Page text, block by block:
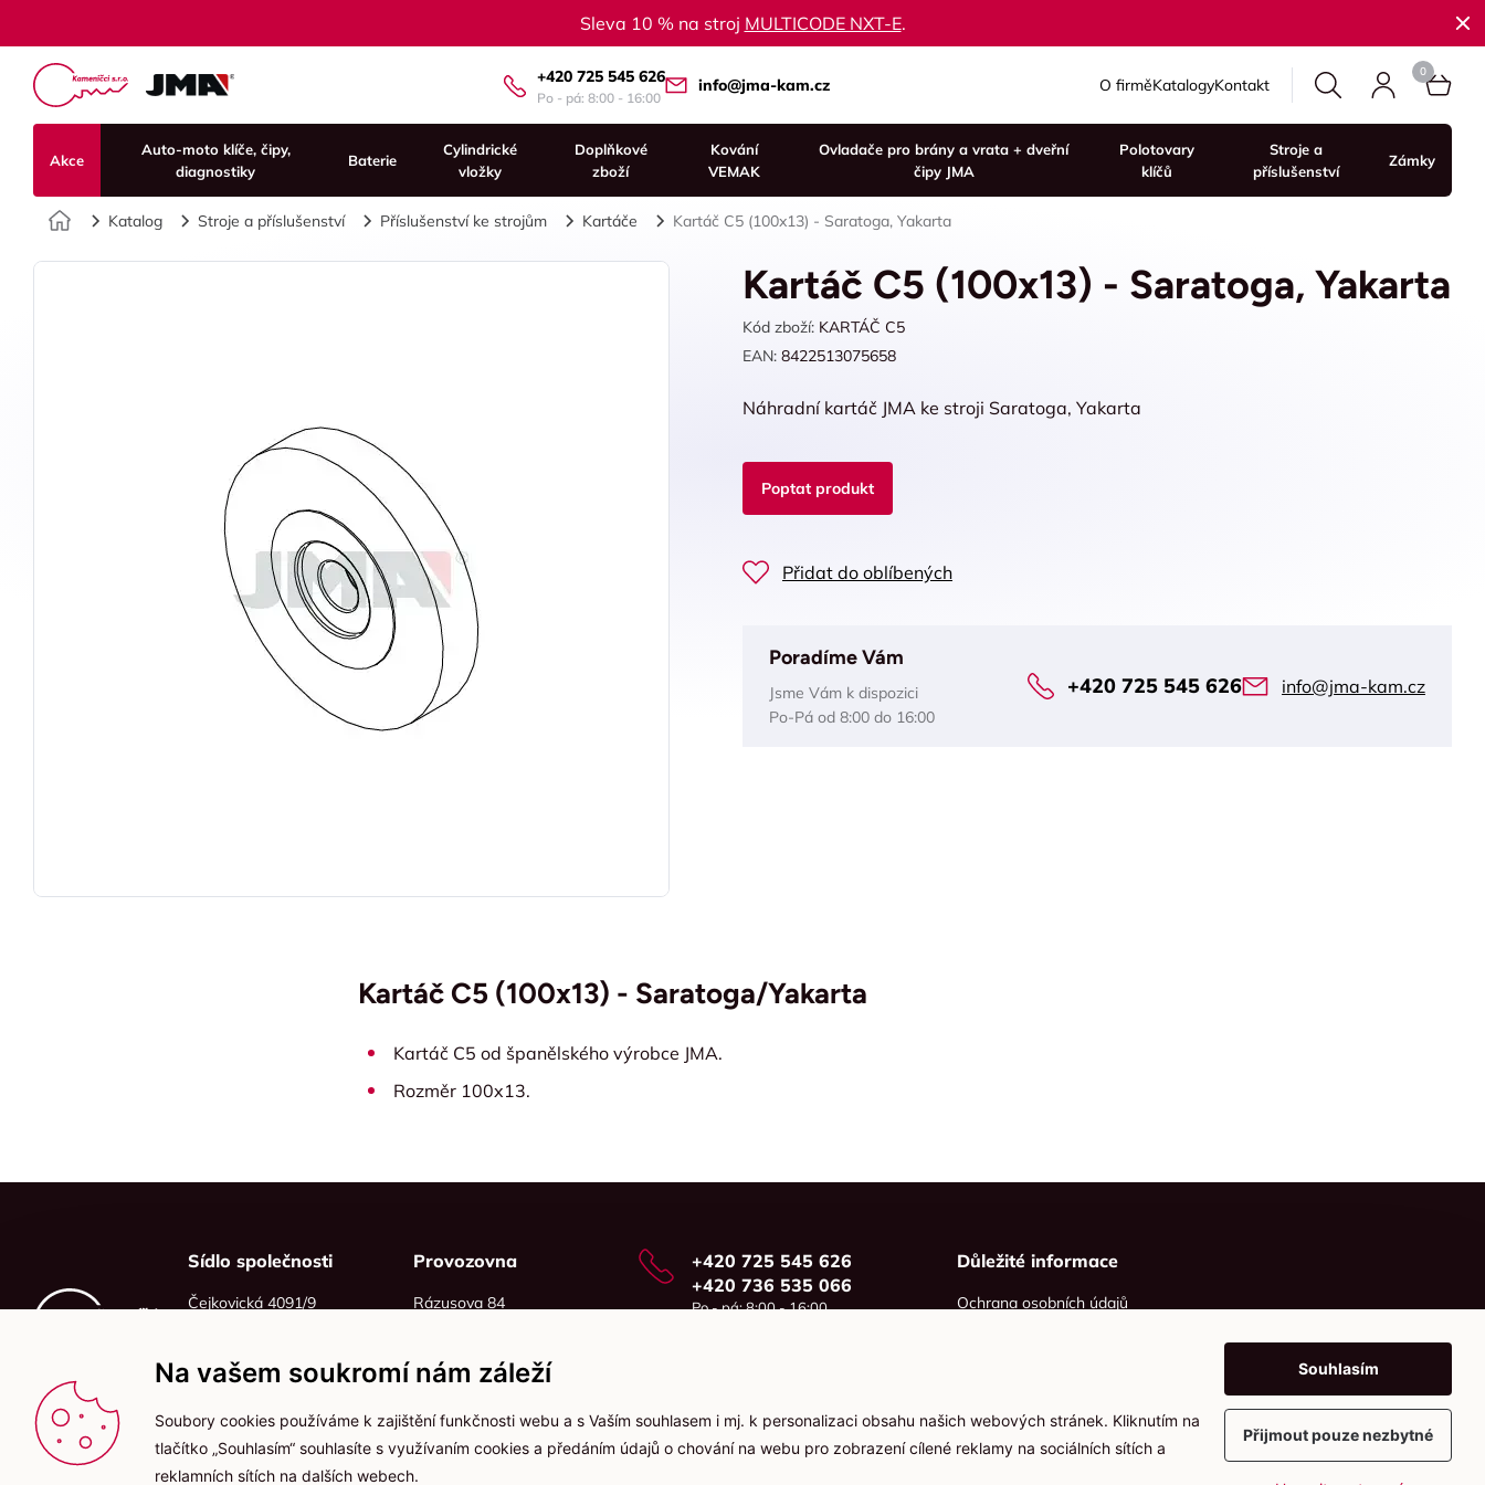
Sleva 10 % na stroj MULTICODE NXT-E.
+420 725 545 626
Po - pá: 8:00 - 16:00
info@jma-kam.cz O firměKatalogyKontakt
Akce
Auto-moto klíče, čipy,
diagnostiky
Baterie
Cylindrické
vložky
Doplňkové
zboží
Kování
VEMAK
Ovladače pro brány a vrata + dveřní
čipy JMA
Polotovary
klíčů
Stroje a
příslušenství
Zámky
Úvod
Katalog Stroje a příslušenství Příslušenství ke strojům Kartáče Kartáč C5 (100x13) - Saratoga, Yakarta
Kartáč C5 (100x13) - Saratoga, Yakarta
Kód zboží: KARTÁČ C5
EAN: 8422513075658
Náhradní kartáč JMA ke stroji Saratoga, Yakarta
Poptat produkt
Přidat do oblíbených
Poradíme Vám
Jsme Vám k dispozici
Po-Pá od 8:00 do 16:00
+420 725 545 626 info@jma-kam.cz
Kartáč C5 (100x13) - Saratoga/Yakarta
Kartáč C5 od španělského výrobce JMA.
Rozměr 100x13.
Sídlo společnosti
Čejkovická 4091/9
IČO: 06215319
DIČ: CZ06215319
Provozovna
Rázusova 84
+420 725 545 626
+420 736 535 066
Po - pá: 8:00 - 16:00
Důležité informace
Ochrana osobních údajů
Na vašem soukromí nám záleží
Soubory cookies používáme k zajištění funkčnosti webu a s Vaším souhlasem i mj. k personalizaci obsahu našich webových stránek. Kliknutím na
tlačítko „Souhlasím“ souhlasíte s využívaním cookies a předáním údajů o chování na webu pro zobrazení cílené reklamy na sociálních sítích a
reklamních sítích na dalších webech.
Souhlasím
Přijmout pouze nezbytné